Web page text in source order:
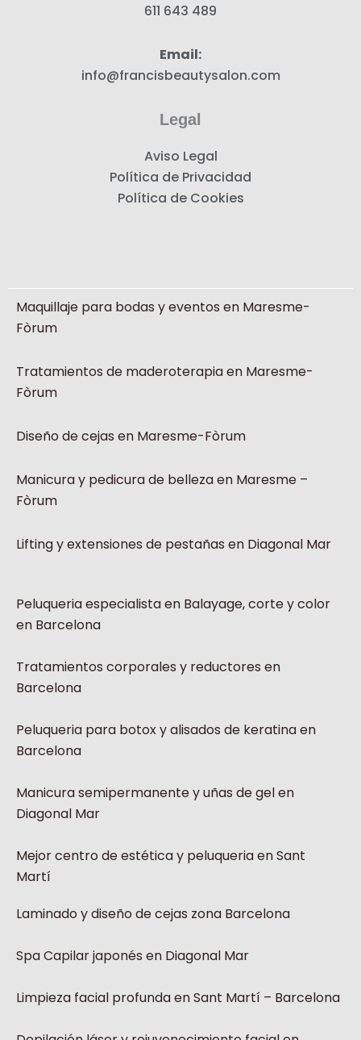
611 643 489
Email:
info@francisbeautysalon.com
Legal
Aviso Legal
Política de Privacidad
Política de Cookies
Maquillaje para bodas y eventos en Maresme-
Fòrum
Tratamientos de maderoterapia en Maresme-
Fòrum
Diseño de cejas en Maresme-Fòrum
Manicura y pedicura de belleza en Maresme –
Fòrum
Lifting y extensiones de pestañas en Diagonal Mar
Peluqueria especialista en Balayage, corte y color
en Barcelona
Tratamientos corporales y reductores en
Barcelona
Peluqueria para botox y alisados de keratina en
Barcelona
Manicura semipermanente y uñas de gel en
Diagonal Mar
Mejor centro de estética y peluqueria en Sant
Martí
Laminado y diseño de cejas zona Barcelona
Spa Capilar japonés en Diagonal Mar
Limpieza facial profunda en Sant Martí – Barcelona